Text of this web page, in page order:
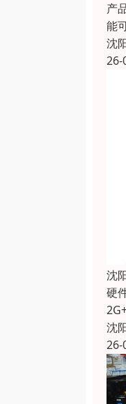
产
能
沈
26-
沈
硬
沈
26-